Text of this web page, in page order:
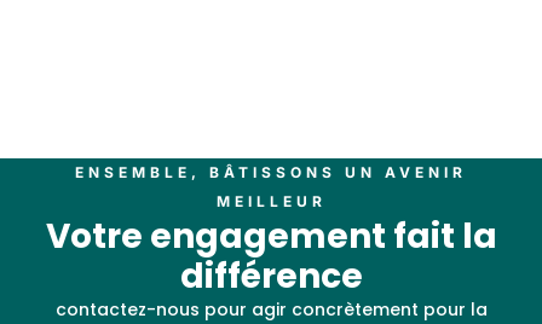
ENSEMBLE, BÂTISSONS UN AVENIR
MEILLEUR
Votre engagement fait la
différence
contactez-nous pour agir concrètement pour la